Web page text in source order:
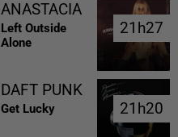
ANASTACIA
Left Outside
Alone
21h27
21h27
DAFT PUNK
Get Lucky 21h20
21h20